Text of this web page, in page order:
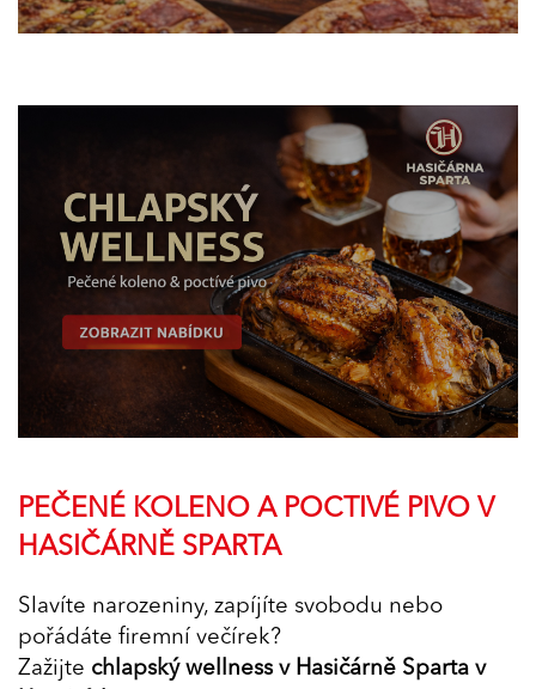
PEČENÉ KOLENO A POCTIVÉ PIVO V
HASIČÁRNĚ SPARTA
Slavíte narozeniny, zapíjíte svobodu nebo
pořádáte firemní večírek?
Zažijte chlapský wellness v Hasičárně Sparta v